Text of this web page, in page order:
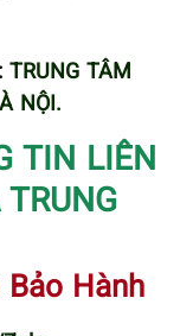
TRUNG TÂM
NỘI.
TIN LIÊN
Hành